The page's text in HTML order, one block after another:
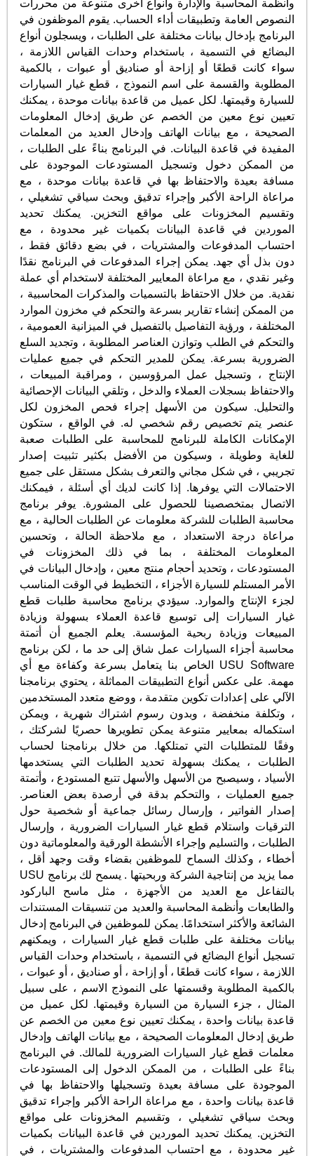
وأنظمة المحاسبة والإدارة وأنواع أخرى متنوعة من محررات
النصوص العامة وتطبيقات أداء الحساب. يقوم الموظفون في
البرنامج بإدخال بيانات مختلفة على الطلبات ، ويسجلون أنواع
البضائع في التسمية ، باستخدام وحدات القياس اللازمة ،
سواء كانت قطعًا أو إزاحة أو صناديق أو عبوات ، بالكمية
المطلوبة والقسمة على اسم النموذج ، قطع غيار السيارات
للسيارة وقيمتها. لكل عميل من قاعدة بيانات موحدة ، يمكنك
تعيين نوع معين من الخصم عن طريق إدخال المعلومات
الصحيحة ، مع بيانات الهاتف وإدخال العديد من المعلمات
المفيدة في قاعدة البيانات. في البرنامج بناءً على الطلبات ،
من الممكن دخول وتسجيل المستودعات الموجودة على
مسافة بعيدة والاحتفاظ بها في قاعدة بيانات موحدة ، مع
مراعاة الراحة الأكبر وإجراء تدقيق وبحث سياقي تشغيلي ،
وتقسيم المخزونات على مواقع التخزين. يمكنك تحديد
الموردين في قاعدة البيانات بكميات غير محدودة ، مع
احتساب المدفوعات والمشتريات ، في بضع دقائق فقط ،
دون بذل أي جهد. يمكن إجراء المدفوعات في البرنامج نقدًا
وغير نقدي ، مع مراعاة المعايير المختلفة لاستخدام أي عملة
نقدية. من خلال الاحتفاظ بالتسميات والمذكرات المحاسبية ،
من الممكن إنشاء تقارير بسرعة والتحكم في مخزون الموارد
المختلفة ، ورؤية التفاصيل بالتفصيل في الميزانية العمومية ،
والتحكم في الطلب وتوازن العناصر المطلوبة ، وتجديد السلع
الضرورية بسرعة. يمكن للمدير التحكم في جميع عمليات
الإنتاج ، وتسجيل عمل المرؤوسين ، ومراقبة المبيعات ،
والاحتفاظ بسجلات العملاء والدخل ، وتلقي البيانات الإحصائية
والتحليل. سيكون من الأسهل إجراء فحص المخزون لكل
عنصر يتم تخصيص رقم شخصي له. في الواقع ، ستكون
الإمكانات الكاملة للبرنامج للمحاسبة على الطلبات صعبة
للغاية وطويلة ، وسيكون من الأفضل بكثير تثبيت إصدار
تجريبي ، في شكل مجاني والتعرف بشكل مستقل على جميع
الاحتمالات التي يوفرها. إذا كانت لديك أي أسئلة ، فيمكنك
الاتصال بمتخصصينا للحصول على المشورة. يوفر برنامج
محاسبة الطلبات للشركة معلومات عن الطلبات الحالية ، مع
مراعاة درجة الاستعداد ، مع ملاحظة الحالة ، وتحسين
المعلومات المختلفة ، بما في ذلك المخزونات في
المستودعات ، وتحديد أحجام منتج معين ، وإدخال البيانات في
الأمر المستلم للسيارة الأجزاء ، التخطيط في الوقت المناسب
لجزء الإنتاج والموارد. سيؤدي برنامج محاسبة طلبات قطع
غيار السيارات إلى توسيع قاعدة العملاء بسهولة وزيادة
المبيعات وزيادة ربحية المؤسسة. يعلم الجميع أن أتمتة
محاسبة أجزاء السيارات عمل شاق إلى حد ما ، لكن برنامج
USU Software الخاص بنا يتعامل بسرعة وكفاءة مع أي
مهمة. على عكس أنواع التطبيقات المماثلة ، يحتوي برنامجنا
الآلي على إعدادات تكوين متقدمة ، ووضع متعدد المستخدمين
، وتكلفة منخفضة ، وبدون رسوم اشتراك شهرية ، ويمكن
استكماله بمعايير متنوعة يمكن تطويرها حصريًا لشركتك ،
وفقًا للمتطلبات التي تمتلكها. من خلال برنامجنا لحساب
الطلبات ، يمكنك بسهولة تحديد الطلبات التي يستخدمها
الأسياد ، وسيصبح من الأسهل والأسهل تتبع المستودع ، وأتمتة
جميع العمليات ، والتحكم بدقة في أرصدة بعض العناصر.
إصدار الفواتير ، وإرسال رسائل جماعية أو شخصية حول
الترقيات واستلام قطع غيار السيارات الضرورية ، وإرسال
الطلبات ، والتسليم وإجراء الأنشطة الورقية والمعلوماتية دون
أخطاء ، وكذلك السماح للموظفين بقضاء وقت وجهد أقل ،
مما يزيد من إنتاجية الشركة وربحيتها . يسمح لك برنامج USU
بالتفاعل مع العديد من الأجهزة ، مثل ماسح الباركود
والطابعات وأنظمة المحاسبة والعديد من تنسيقات المستندات
الشائعة والأكثر استخدامًا. يمكن للموظفين في البرنامج إدخال
بيانات مختلفة على طلبات قطع غيار السيارات ، ويمكنهم
تسجيل أنواع البضائع في التسمية ، باستخدام وحدات القياس
اللازمة ، سواء كانت قطعًا ، أو إزاحة ، أو صناديق ، أو عبوات ،
بالكمية المطلوبة وقسمتها على النموذج الاسم ، على سبيل
المثال ، جزء السيارة من السيارة وقيمتها. لكل عميل من
قاعدة بيانات واحدة ، يمكنك تعيين نوع معين من الخصم عن
طريق إدخال المعلومات الصحيحة ، مع بيانات الهاتف وإدخال
معلمات قطع غيار السيارات الضرورية للمالك. في البرنامج
بناءً على الطلبات ، من الممكن الدخول إلى المستودعات
الموجودة على مسافة بعيدة وتسجيلها والاحتفاظ بها في
قاعدة بيانات واحدة ، مع مراعاة الراحة الأكبر وإجراء تدقيق
وبحث سياقي تشغيلي ، وتقسيم المخزونات على مواقع
التخزين. يمكنك تحديد الموردين في قاعدة البيانات بكميات
غير محدودة ، مع احتساب المدفوعات والمشتريات ، في